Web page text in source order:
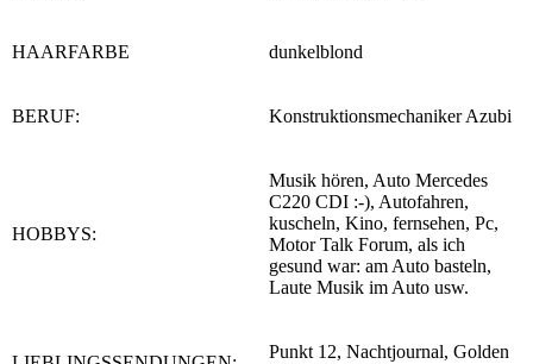
HAARFARBE dunkelblond
BERUF: Konstruktionsmechaniker Azubi
HOBBYS:
Musik hören, Auto Mercedes
C220 CDI :-), Autofahren,
kuscheln, Kino, fernsehen, Pc,
Motor Talk Forum, als ich
gesund war: am Auto basteln,
Laute Musik im Auto usw.
Punkt 12, Nachtjournal, Golden